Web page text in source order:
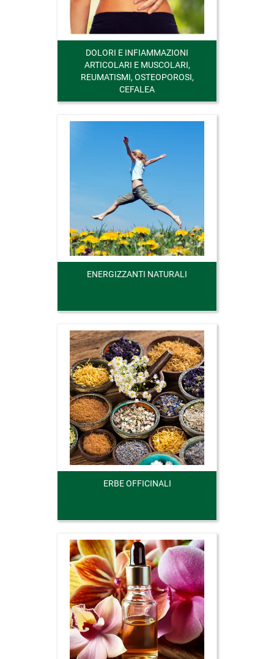
DOLORI E INFIAMMAZIONI
ARTICOLARI E MUSCOLARI,
REUMATISMI, OSTEOPOROSI,
CEFALEA
ENERGIZZANTI NATURALI
ERBE OFFICINALI